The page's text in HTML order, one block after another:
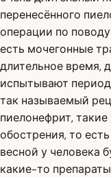
перенесённого
операции по
есть мочегонные
длительное время,
испытывают
так называемый
пиелонефрит,
обострения, то
весной у человека
какие-то